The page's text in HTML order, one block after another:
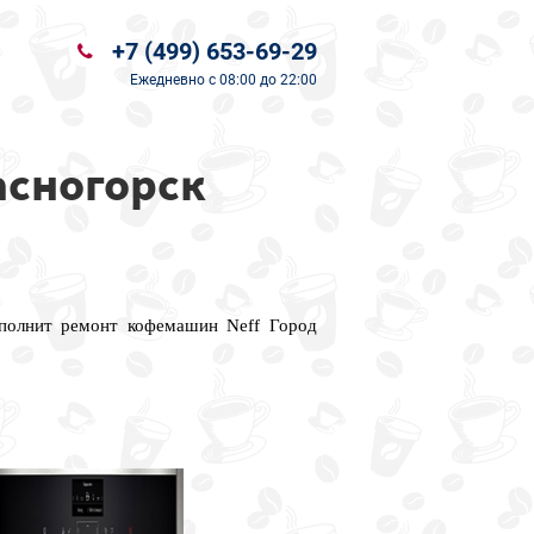
+7 (499) 653-69-29
Ежедневно с 08:00 до 22:00
ремонт кофемашин Neff Город